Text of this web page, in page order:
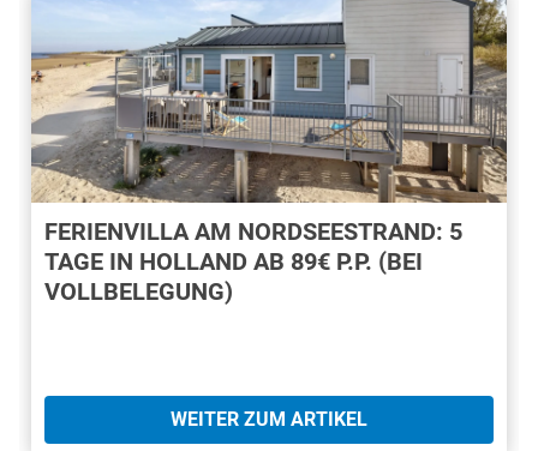
FERIENVILLA AM NORDSEESTRAND: 5
TAGE IN HOLLAND AB 89€ P.P. (BEI
VOLLBELEGUNG)
WEITER ZUM ARTIKEL